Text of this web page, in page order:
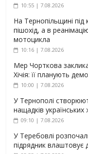
10:55 | 7.08.2026
На Тернопільщині
пішохід, а в
мотоцикла
10:16 | 7.08.2026
Мер Чорткова
Хічія: її планують
10:00 | 7.08.2026
У Тернополі
нащадків
09:10 | 7.08.2026
У Теребовлі
підрядник влаштовує